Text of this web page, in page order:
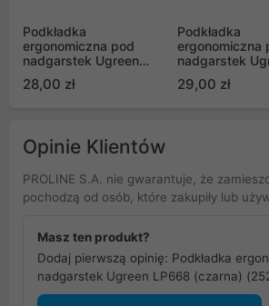
Podkładka
ergonomiczna pod
nadgarstek Ugreen
(25243)
28,00 zł
Podkładka
ergonomiczna
nadgarstek
29,00 zł
Opinie Klientów
PROLINE S.A. nie gwarantuje, że
pochodzą od osób, które zakupiły lub
Masz ten produkt?
Dodaj pierwszą opinię: Podkładka
nadgarstek Ugreen LP668 (czarna)